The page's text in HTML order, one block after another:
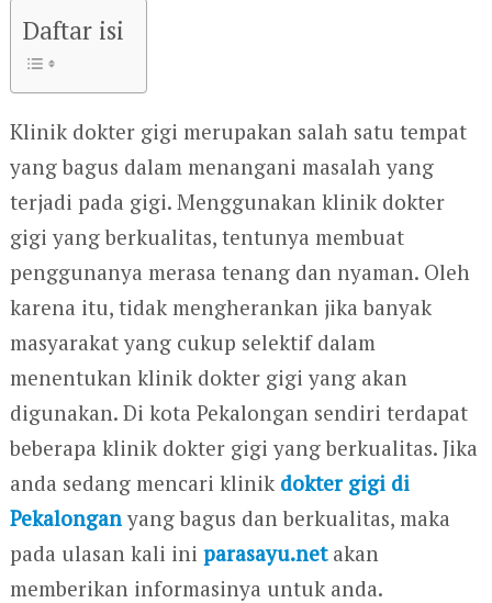
Daftar isi
Klinik dokter gigi merupakan salah satu tempat
yang bagus dalam menangani masalah yang
terjadi pada gigi. Menggunakan klinik dokter
gigi yang berkualitas, tentunya membuat
penggunanya merasa tenang dan nyaman. Oleh
karena itu, tidak mengherankan jika banyak
masyarakat yang cukup selektif dalam
menentukan klinik dokter gigi yang akan
digunakan. Di kota Pekalongan sendiri terdapat
beberapa klinik dokter gigi yang berkualitas. Jika
anda sedang mencari klinik dokter gigi di
Pekalonganyang bagus dan berkualitas, maka
pada ulasan kali ini parasayu.netakan
memberikan informasinya untuk anda.